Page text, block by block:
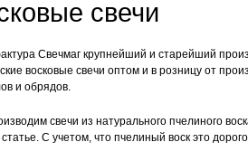
свечи
Свечмаг крупнейший и старейший
восковые свечи оптом и в розницу от
и обрядов.
свечи из натурального пчелиного
С учетом, что пчелиный воск это